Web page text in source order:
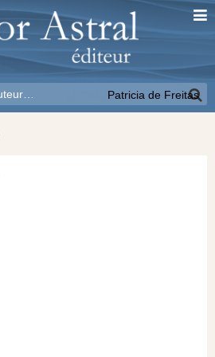
Patricia de Freitas